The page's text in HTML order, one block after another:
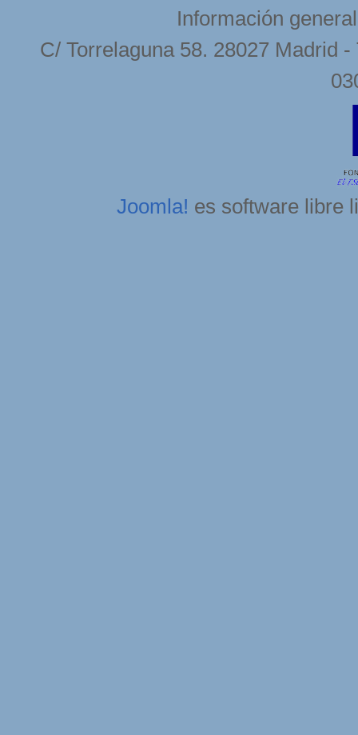
Información
C/ Torrelaguna 58. 28027 Madrid
Joomla! es software libre